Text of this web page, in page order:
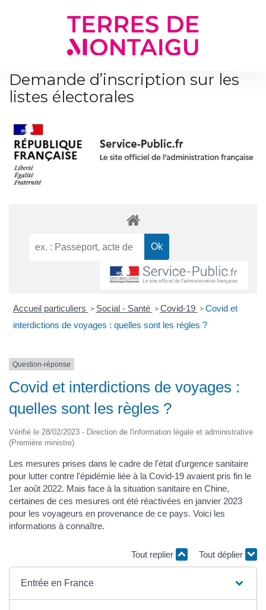
Demande d’inscription sur les
listes électorales
Accueil particuliers > Social - Santé > Covid-19 > Covid et
interdictions de voyages : quelles sont les règles ?
Question-réponse
Covid et interdictions de voyages :
quelles sont les règles ?
Vérifié le 28/02/2023 - Direction de l'information légale et administrative
(Première ministre)
Les mesures prises dans le cadre de l'état d'urgence sanitaire
pour lutter contre l'épidémie liée à la Covid-19 avaient pris fin le
1er août 2022. Mais face à la situation sanitaire en Chine,
certaines de ces mesures ont été réactivées en janvier 2023
pour les voyageurs en provenance de ce pays. Voici les
informations à connaître.
Tout replier Tout déplier
Entrée en France